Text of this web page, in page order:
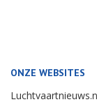
ONZE WEBSITES